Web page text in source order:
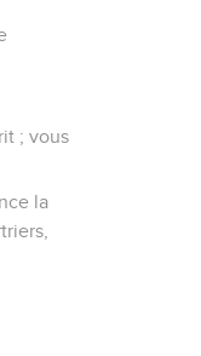
; vous
la